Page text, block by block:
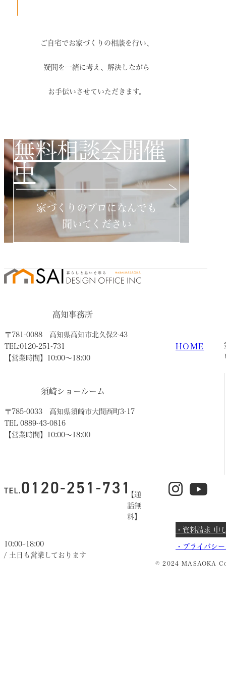
ご自宅でお家づくりの相談を行い、
疑問を一緒に考え、解決しながら
お手伝いさせていただきます。
無料相談会開催
中
家づくりのプロになんでも
聞いてください
高知事務所
〒781-0088 高知県高知市北久保2-43
TEL:0120-251-731
【営業時間】10:00〜18:00
須崎ショールーム
〒785-0033 高知県須崎市大間西町3-17
TEL 0889-43-0816
【営業時間】10:00〜18:00
【通
話無
料】
10:00~18:00
/ 土日も営業しております
HOME
・資料請求 申
・ プライバシ
© 2024 MASAOKA